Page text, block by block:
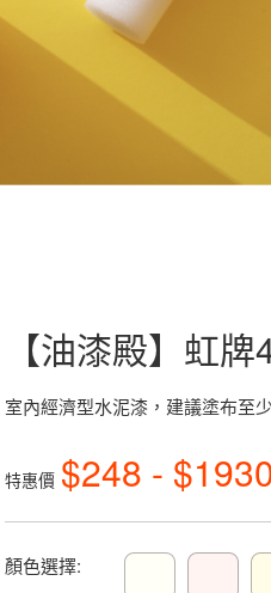
【油漆殿】虹
室內經濟型水泥漆，建議塗布至
特惠價 $248 -
顏色選擇: